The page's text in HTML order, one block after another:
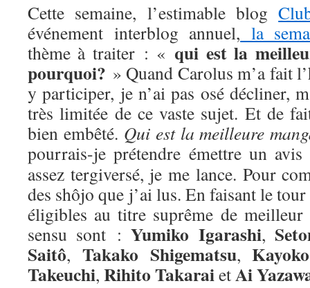
Cette semaine, l’estimable blog
événement interblog annuel, la
thème à traiter : « qui est la
pourquoi? » Quand Carolus m’a fait
y participer, je n’ai pas osé décliner,
très limitée de ce vaste sujet. Et de
bien embêté. Qui est la meilleure
pourrais-je prétendre émettre un
assez tergiversé, je me lance. Pour
des shôjo que j’ai lus. En faisant le tour
éligibles au titre suprême de
sensu sont :Yumiko Igarashi,
Saitô, Takako Shigematsu,Kayoko
Takeuchi, Rihito TakaraietAi